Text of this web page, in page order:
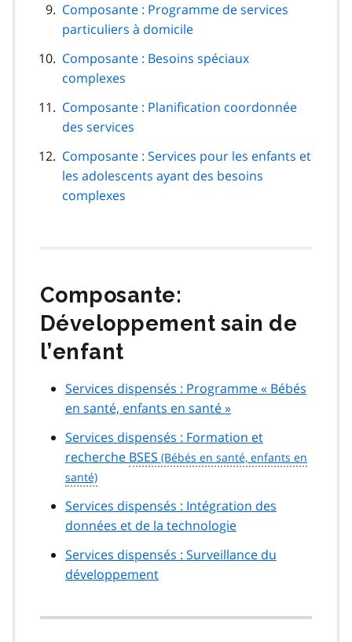
Composante : Programme de services
particuliers à domicile
Composante : Besoins spéciaux
complexes
Composante : Planification coordonnée
des services
Composante : Services pour les enfants et
les adolescents ayant des besoins
complexes
Composante:
Développement sain de
l’enfant
Services dispensés : Programme « Bébés
en santé, enfants en santé »
Services dispensés : Formation et
recherche BSES
Services dispensés : Intégration des
données et de la technologie
Services dispensés : Surveillance du
développement